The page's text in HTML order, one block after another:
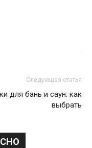
Следующая статья
для бань и саун: как
выбрать